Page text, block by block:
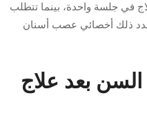
في جلسة واحدة، بينما تتطلب
ذلك أخصائي عصب أسنان
بعد علاج